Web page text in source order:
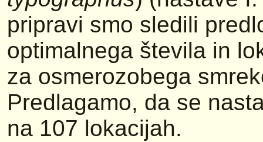
pripravi smo sledili
optimalnega števila in
za osmerozobega
Predlagamo, da se
na 107 lokacijah.